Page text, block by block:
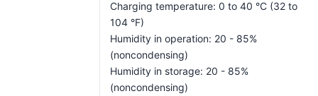
Charging temperature: 0 to 40 °C (32 to
104 °F)
Humidity in operation: 20 - 85%
(noncondensing)
Humidity in storage: 20 - 85%
(noncondensing)